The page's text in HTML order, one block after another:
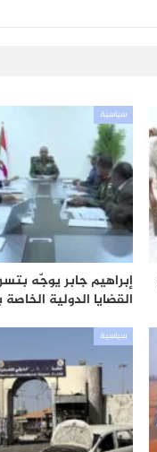
سياسية
إبراهيم جابر يوجّه
القضايا الدولية
سياسية